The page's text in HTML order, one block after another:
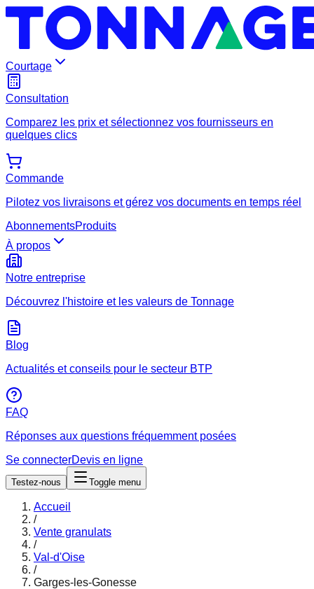
Courtage
Consultation
Comparez les prix et sélectionnez vos fournisseurs en
quelques clics
Commande
Pilotez vos livraisons et gérez vos documents en temps réel
AbonnementsProduits
À propos
Notre entreprise
Découvrez l'histoire et les valeurs de Tonnage
Blog
Actualités et conseils pour le secteur BTP
FAQ
Réponses aux questions fréquemment posées
Se connecterDevis en ligne
Testez-nous Toggle menu
Accueil
/
Vente granulats
/
Val-d'Oise
/
Garges-les-Gonesse